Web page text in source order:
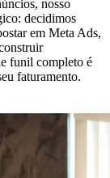
nosso
decidimos
em Meta Ads,
funil completo é
faturamento.